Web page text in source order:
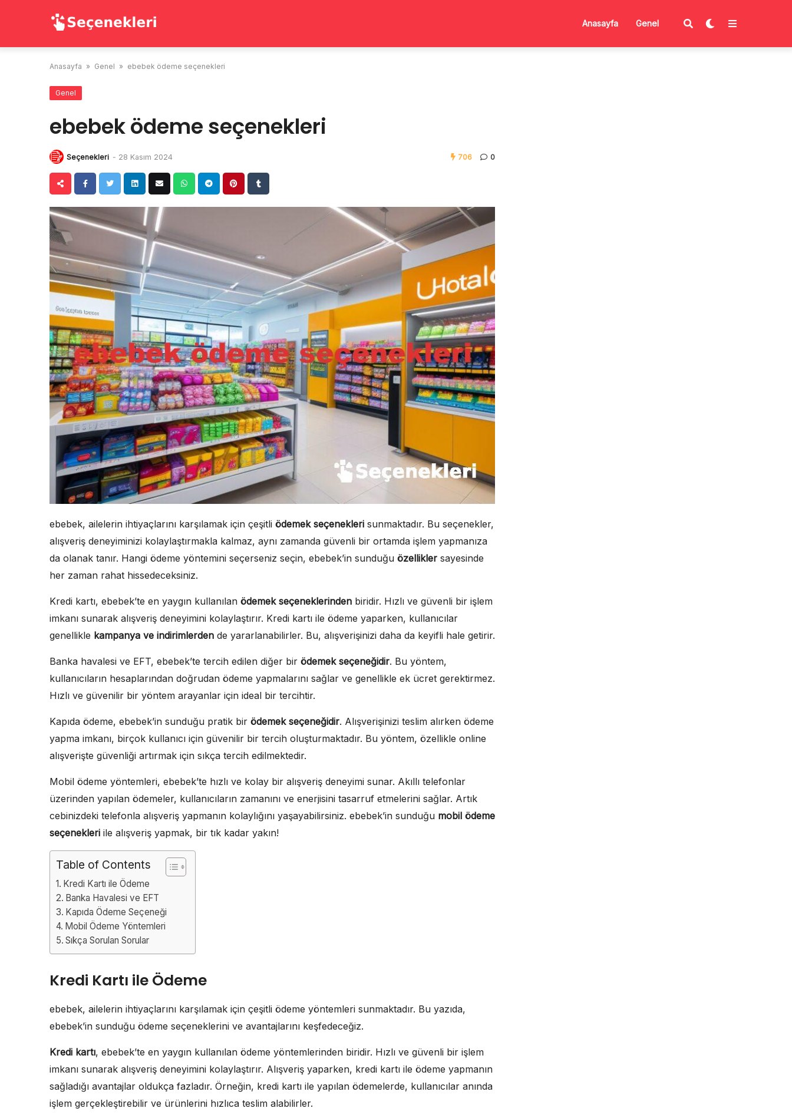
Anasayfa Genel
Anasayfa » Genel » ebebek ödeme seçenekleri
Genel
ebebek ödeme seçenekleri
Seçenekleri - 28 Kasım 2024 706 0
ebebek, ailelerin ihtiyaçlarını karşılamak için çeşitli ödemek seçenekleri sunmaktadır. Bu seçenekler,
alışveriş deneyiminizi kolaylaştırmakla kalmaz, aynı zamanda güvenli bir ortamda işlem yapmanıza
da olanak tanır. Hangi ödeme yöntemini seçerseniz seçin, ebebek’in sunduğu özellikler sayesinde
her zaman rahat hissedeceksiniz.
Kredi kartı, ebebek’te en yaygın kullanılan ödemek seçeneklerinden biridir. Hızlı ve güvenli bir işlem
imkanı sunarak alışveriş deneyimini kolaylaştırır. Kredi kartı ile ödeme yaparken, kullanıcılar
genellikle kampanya ve indirimlerden de yararlanabilirler. Bu, alışverişinizi daha da keyifli hale getirir.
Banka havalesi ve EFT, ebebek’te tercih edilen diğer bir ödemek seçeneğidir. Bu yöntem,
kullanıcıların hesaplarından doğrudan ödeme yapmalarını sağlar ve genellikle ek ücret gerektirmez.
Hızlı ve güvenilir bir yöntem arayanlar için ideal bir tercihtir.
Kapıda ödeme, ebebek’in sunduğu pratik bir ödemek seçeneğidir. Alışverişinizi teslim alırken ödeme
yapma imkanı, birçok kullanıcı için güvenilir bir tercih oluşturmaktadır. Bu yöntem, özellikle online
alışverişte güvenliği artırmak için sıkça tercih edilmektedir.
Mobil ödeme yöntemleri, ebebek’te hızlı ve kolay bir alışveriş deneyimi sunar. Akıllı telefonlar
üzerinden yapılan ödemeler, kullanıcıların zamanını ve enerjisini tasarruf etmelerini sağlar. Artık
cebinizdeki telefonla alışveriş yapmanın kolaylığını yaşayabilirsiniz. ebebek’in sunduğu mobil ödeme
seçenekleri ile alışveriş yapmak, bir tık kadar yakın!
Table of Contents
Kredi Kartı ile Ödeme
Banka Havalesi ve EFT
Kapıda Ödeme Seçeneği
Mobil Ödeme Yöntemleri
Sıkça Sorulan Sorular
Kredi Kartı ile Ödeme
ebebek, ailelerin ihtiyaçlarını karşılamak için çeşitli ödeme yöntemleri sunmaktadır. Bu yazıda,
ebebek’in sunduğu ödeme seçeneklerini ve avantajlarını keşfedeceğiz.
Kredi kartı, ebebek’te en yaygın kullanılan ödeme yöntemlerinden biridir. Hızlı ve güvenli bir işlem
imkanı sunarak alışveriş deneyimini kolaylaştırır. Alışveriş yaparken, kredi kartı ile ödeme yapmanın
sağladığı avantajlar oldukça fazladır. Örneğin, kredi kartı ile yapılan ödemelerde, kullanıcılar anında
işlem gerçekleştirebilir ve ürünlerini hızlıca teslim alabilirler.